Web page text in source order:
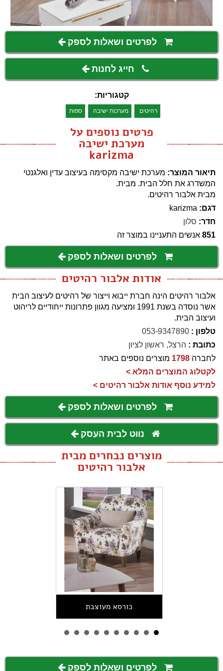
לפרטים ושאלות לספק
חייג לחנות
קטגוריות:
רהיטים מערכות ישיבה ספות
פרטים נוספים על
מערכת ישיבה
karizma
תיאור המוצר: מערכת ישיבה מקסימה בעיצוב עדין ואלגנטי
המשדרג את חלל הבית. מבית.
מבית אלבור רהיטים.
דגם: karizma
חדר: סלון
851 אנשים התעניינו במוצר זה
לפרטים ושאלות לספק
אודות אלבור רהיטים
אלבור רהיטים הינה חברת ייבוא וייצור של רהיטים לעיצוב הבית
אשר נוסדה בשנת 1991 ומציעה מגוון פתרונות ייחודיים לריהוט
ועיצוב הבית.
טלפון : 053-9347890
כתובת : הרצל, ראשון לציון
לחברה 1798 מוצרים נוספים באתר
לקטלוג המוצרים המלא >
למידע נוסף אודות אלבור רהיטים >
לפרטים ושאלות לספק
נווט לבית העסק
מוצרים נבחרים מבית
אלבור רהיטים
כורסא מעוצבת
לפרטים ושאלות לספק